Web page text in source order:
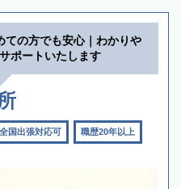
ての方でも安心｜わかりや
ポートいたします
全国出張対応可 職歴20年以上